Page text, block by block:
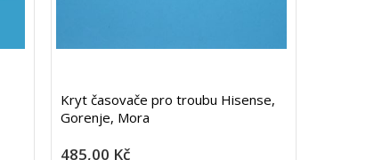
Kryt časovače pro troubu Hisense,
Gorenje, Mora
485,00 Kč